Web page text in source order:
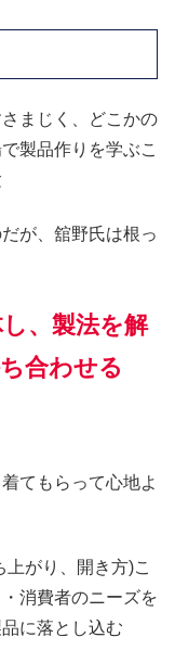
まじく、どこかの
製品作りを学ぶこ
が、舘野氏は根っ
、製法を解
合わせる
てもらって心地よ
がり、開き方)こ
消費者のニーズを
に落とし込む